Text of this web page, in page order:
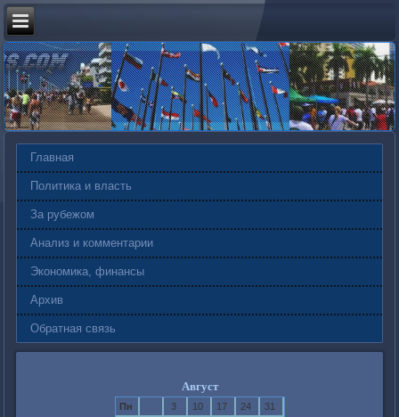
Главная
Политика и власть
За рубежом
Анализ и комментарии
Экономика, финансы
Архив
Обратная связь
Август
Пн 3 10 17 24
31